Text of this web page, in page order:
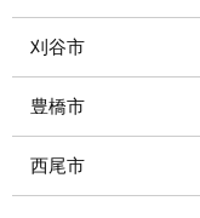
刈谷市
豊橋市
西尾市